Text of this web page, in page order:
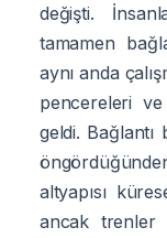
değişti.
tamamen
aynı anda
pencereleri
geldi. Bağlantı
altyapısı
ancak trenler